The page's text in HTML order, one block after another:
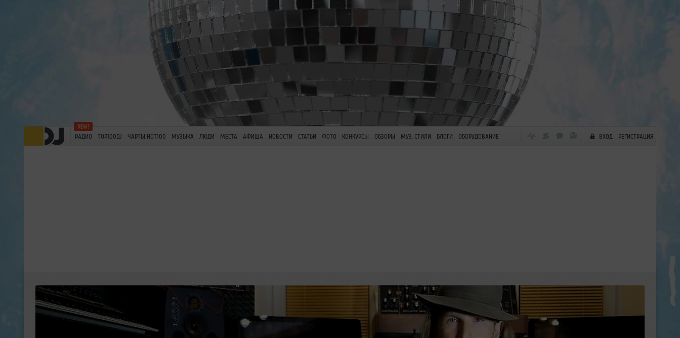
РАДИО TOP100DJ ЧАРТЫ HOT100 МУЗЫКА ЛЮДИ МЕСТА АФИША НОВОСТИ СТАТЬИ ФОТО КОНКУРСЫ ОБЗОРЫ МУЗ. СТИЛИ БЛОГИ ОБОРУДОВАНИЕ ВХОД РЕГИСТРАЦИЯ